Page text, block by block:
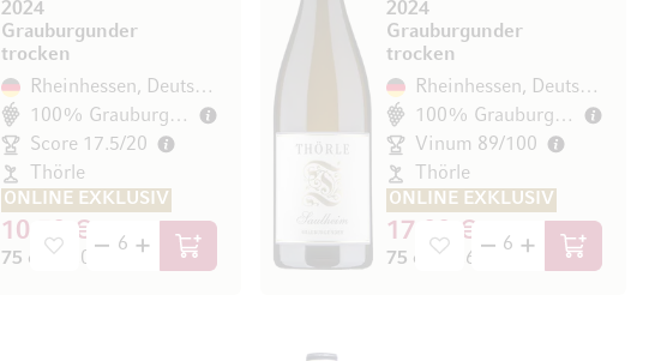
2024
Grauburgunder
trocken
Rheinhessen, Deutschland
100% Grauburgunder
Score 17.5/20
Thörle
ONLINE EXKLUSIV
10,50 €
75 cl (14,00 € / l) In den Warenkorb
2024
Grauburgunder
trocken
Rheinhessen, Deutschland
100% Grauburgunder
Vinum 89/100
Thörle
ONLINE EXKLUSIV
17,00 €
75 cl (22,67 € / l) In den